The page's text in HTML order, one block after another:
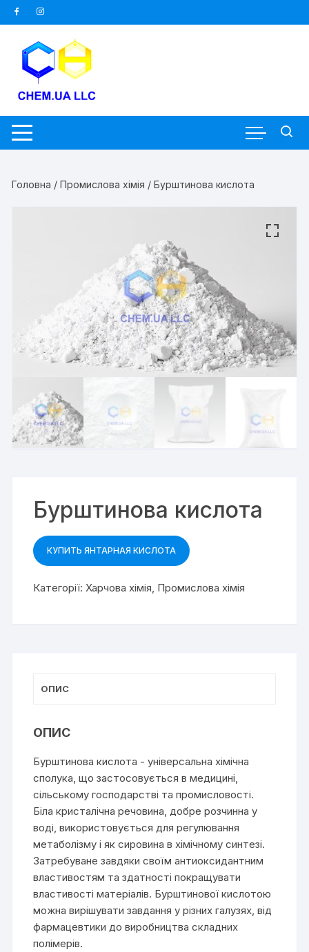
Перейти
до
Головна /Промислова хімія / Бурштинова кислота
Бурштинова кислота
КУПИТЬ ЯНТАРНАЯ КИСЛОТА
Категорії: Харчова хімія Промислова хімія
ОПИС
ОПИС
Бурштинова кислота - універсальна хімічна
сполука, що застосовується в медицині,
сільському господарстві та промисловості.
Біла кристалічна речовина, добре розчинна у
воді, використовується для регулювання
метаболізму і як сировина в хімічному синтезі.
Затребуване завдяки своїм антиоксидантним
властивостям та здатності покращувати
властивості матеріалів. Бурштинової кислотою
можна вирішувати завдання у різних галузях, від
фармацевтики до виробництва складних
полімерів.